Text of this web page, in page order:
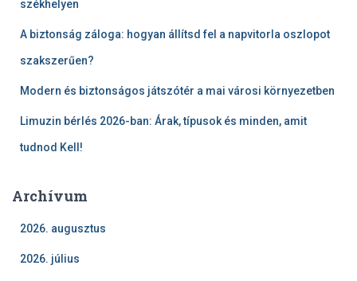
székhelyen
A biztonság záloga: hogyan állítsd fel a napvitorla oszlopot
szakszerűen?
Modern és biztonságos játszótér a mai városi környezetben
Limuzin bérlés 2026-ban: Árak, típusok és minden, amit
tudnod Kell!
Archívum
2026. augusztus
2026. július